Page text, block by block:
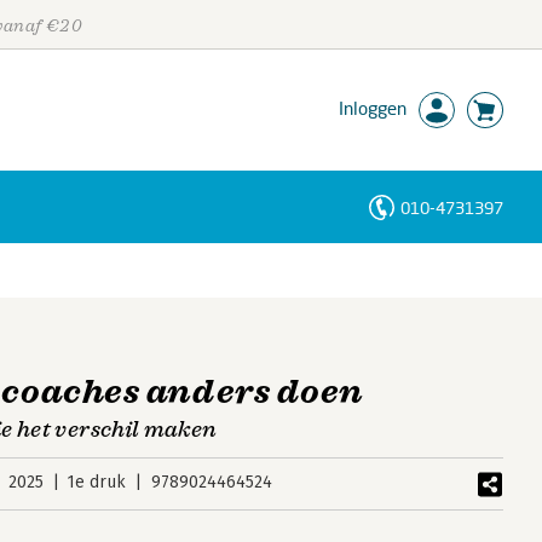
€20
Inloggen
010-4731397
anders doen
het verschil maken
2025 1e druk 9789024464524
Personen